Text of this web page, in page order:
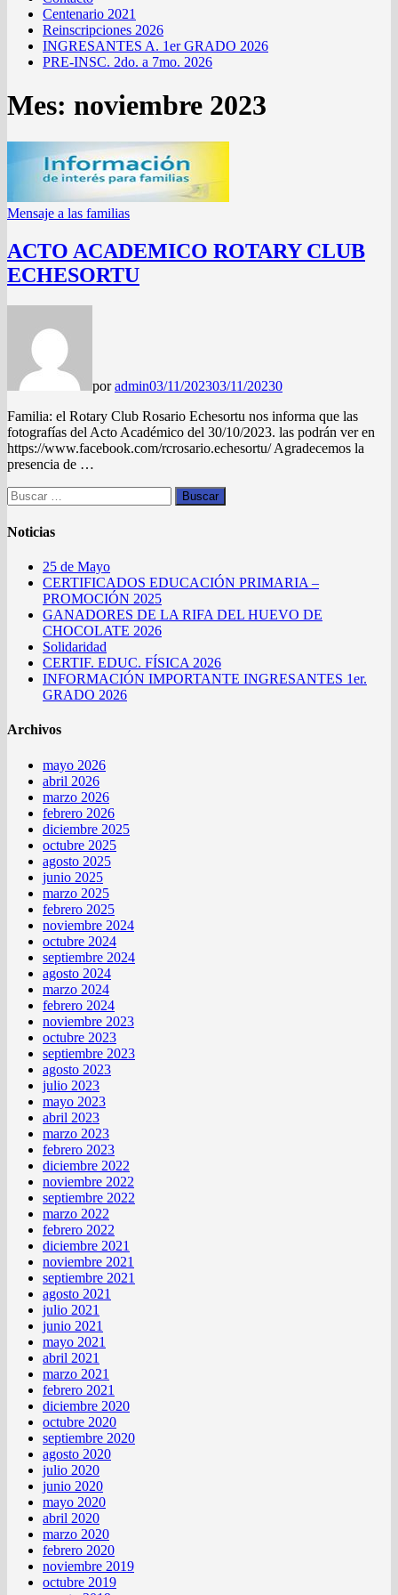
Centenario 2021
Reinscripciones 2026
INGRESANTES A. 1er GRADO 2026
PRE-INSC. 2do. a 7mo. 2026
Mes: noviembre 2023
Mensaje a las familias
ACTO ACADEMICO ROTARY CLUB
ECHESORTU
poradmin03/11/202303/11/20230
Familia: el Rotary Club Rosario Echesortu nos informa que las
fotografías del Acto Académico del 30/10/2023. las podrán ver en
https://www.facebook.com/rcrosario.echesortu/ Agradecemos la
presencia de …
Buscar:
Noticias
25 de Mayo
CERTIFICADOS EDUCACIÓN PRIMARIA –
PROMOCIÓN 2025
GANADORES DE LA RIFA DEL HUEVO DE
CHOCOLATE 2026
Solidaridad
CERTIF. EDUC. FÍSICA 2026
INFORMACIÓN IMPORTANTE INGRESANTES 1er.
GRADO 2026
Archivos
mayo 2026
abril 2026
marzo 2026
febrero 2026
diciembre 2025
octubre 2025
agosto 2025
junio 2025
marzo 2025
febrero 2025
noviembre 2024
octubre 2024
septiembre 2024
agosto 2024
marzo 2024
febrero 2024
noviembre 2023
octubre 2023
septiembre 2023
agosto 2023
julio 2023
mayo 2023
abril 2023
marzo 2023
febrero 2023
diciembre 2022
noviembre 2022
septiembre 2022
marzo 2022
febrero 2022
diciembre 2021
noviembre 2021
septiembre 2021
agosto 2021
julio 2021
junio 2021
mayo 2021
abril 2021
marzo 2021
febrero 2021
diciembre 2020
octubre 2020
septiembre 2020
agosto 2020
julio 2020
junio 2020
mayo 2020
abril 2020
marzo 2020
febrero 2020
noviembre 2019
octubre 2019